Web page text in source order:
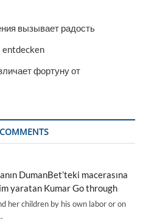
вызывает радость
entdecken
фортуну от
DumanBet’teki macerasına
yaratan Kumar Go through
her children by his own labor or on